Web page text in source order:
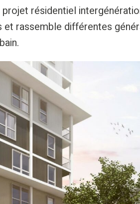
résidentiel
rassemble différentes